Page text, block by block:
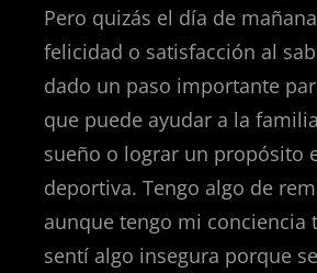
Pero quizás el día de
felicidad o satisfacción al
dado un paso importante
que puede ayudar a la
sueño o lograr un propósito
deportiva. Tengo algo de
aunque tengo mi conciencia
sentí algo insegura porque